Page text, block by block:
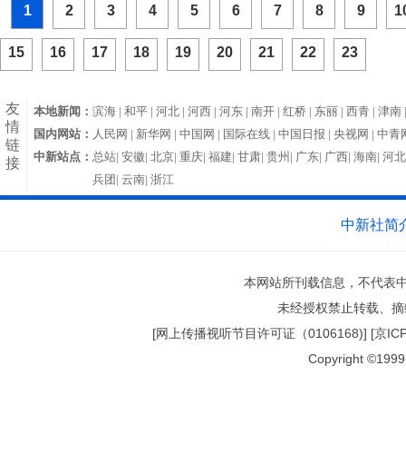
1 2 3 4 5 6 7 8 9
15 16 17 18 19 20 21 22 23
友
情
链
接
本地新闻： 滨海 |和平 |河北 |河西 |河东 |南开 |红桥 | 东丽 |西青 |津南
国内网站： 人民网 | 新华网 |中国网 | 国际在线 |中国日报 |央视网 |中青
中新站点： 总站|安徽|北京|重庆|福建|甘肃|贵州| 广东| 广西|海南|河
兵团|云南|浙江
中新社简
本网站所刊载信息，不代表
未经授权禁止转载、
[网上传播视听节目许可证（0106168)] [京
Copyright